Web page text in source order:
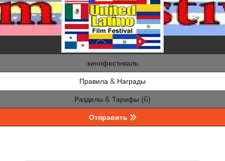
кинофестиваль
Правила & Награды
Разделы & Тарифы (6)
Отправить